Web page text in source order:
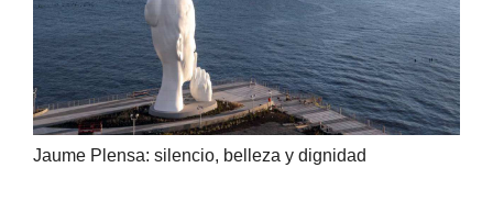
Jaume Plensa: silencio, belleza y dignidad